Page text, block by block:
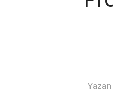
Yazan